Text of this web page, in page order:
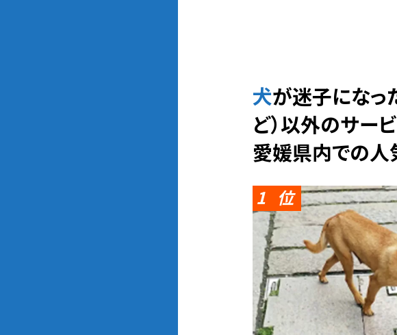
犬が迷子になった時の相談先（動物愛護団体、警察、保健所、SNSな
ど）以外のサー
愛媛県内での人
1